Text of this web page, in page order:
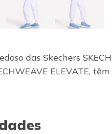
das Skechers
ELEVATE,